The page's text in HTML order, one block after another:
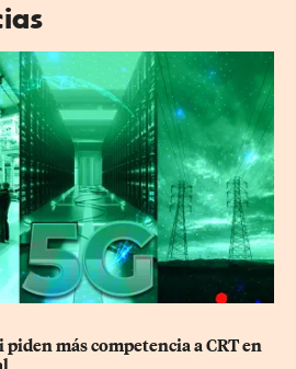
piden más competencia a CRT en